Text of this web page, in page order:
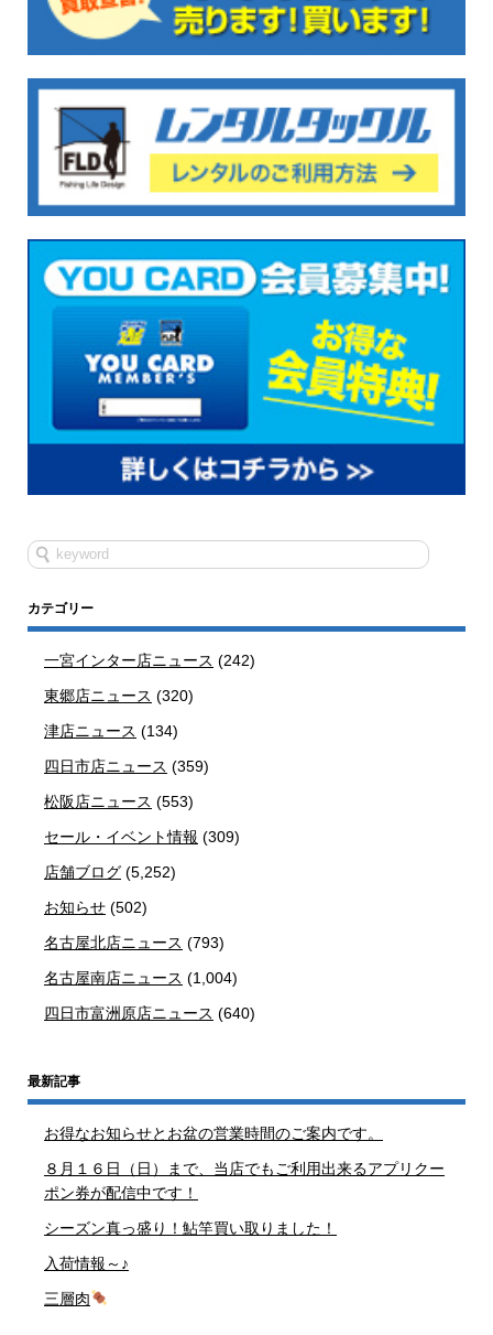
カテゴリー
一宮インター店ニュース (242)
東郷店ニュース (320)
津店ニュース (134)
四日市店ニュース (359)
松阪店ニュース (553)
セール・イベント情報 (309)
店舗ブログ (5,252)
お知らせ (502)
名古屋北店ニュース (793)
名古屋南店ニュース (1,004)
四日市富洲原店ニュース (640)
最新記事
お得なお知らせとお盆の営業時間のご案内です。
８月１６日（日）まで、当店でもご利用出来るアプリクー
ポン券が配信中です！
シーズン真っ盛り！鮎竿買い取りました！
入荷情報～♪
三層肉